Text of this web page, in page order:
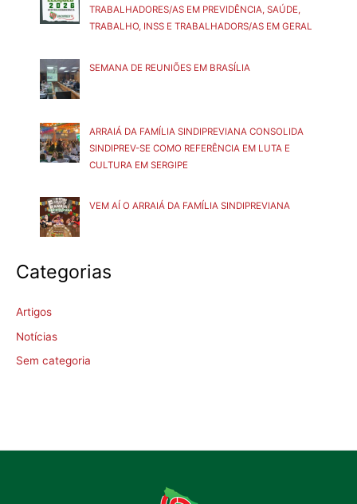
TRABALHADORES/AS EM PREVIDÊNCIA, SAÚDE,
TRABALHO, INSS E TRABALHADORS/AS EM GERAL
SEMANA DE REUNIÕES EM BRASÍLIA
ARRAIÁ DA FAMÍLIA SINDIPREVIANA CONSOLIDA
SINDIPREV-SE COMO REFERÊNCIA EM LUTA E
CULTURA EM SERGIPE
VEM AÍ O ARRAIÁ DA FAMÍLIA SINDIPREVIANA
Categorias
Artigos
Notícias
Sem categoria